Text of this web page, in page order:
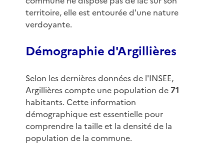
territoire, elle est entourée d'une nature
verdoyante.
Démographie d'Argillières
Selon les dernières données de l'INSEE,
Argillières compte une population de 71
habitants. Cette information
démographique est essentielle pour
comprendre la taille et la densité de la
population de la commune.